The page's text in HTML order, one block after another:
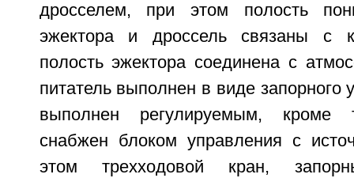
дросселем, при этом полость
эжектора и дроссель связаны с
полость эжектора соединена с
питатель выполнен в виде запорного
выполнен регулируемым, кроме
снабжен блоком управления с
этом трехходовой кран,